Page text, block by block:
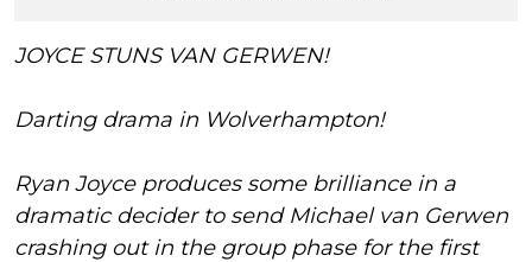
JOYCE STUNS VAN GERWEN!
Darting drama in Wolverhampton!
Ryan Joyce produces some brilliance in a
dramatic decider to send Michael van Gerwen
crashing out in the group phase for the first